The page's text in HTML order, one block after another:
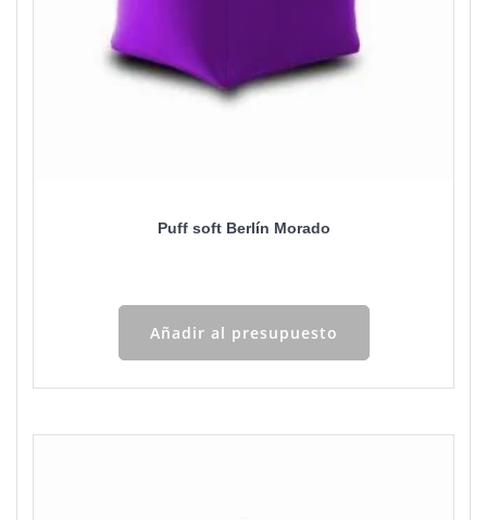
Puff soft Berlín Morado
Añadir al presupuesto